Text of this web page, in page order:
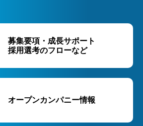
募集要項・成長サポート
採用選考のフローなど
オープンカンパニー情報